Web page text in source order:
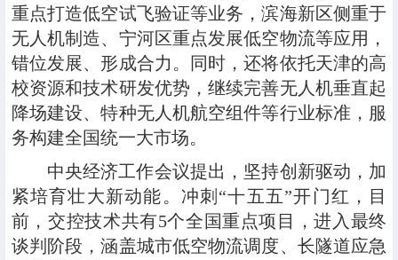
重点打造低空试飞验证等业务，滨海新区侧重于
无人机制造、宁河区重点发展低空物流等应用，
错位发展、形成合力。同时，还将依托天津的高
校资源和技术研发优势，继续完善无人机垂直起
降场建设、特种无人机航空组件等行业标准，服
务构建全国统一大市场。
中央经济工作会议提出，坚持创新驱动，加
紧培育壮大新动能。冲刺“十五五”开门红，目
前，交控技术共有5个全国重点项目，进入最终
谈判阶段，涵盖城市低空物流调度、长隧道应急